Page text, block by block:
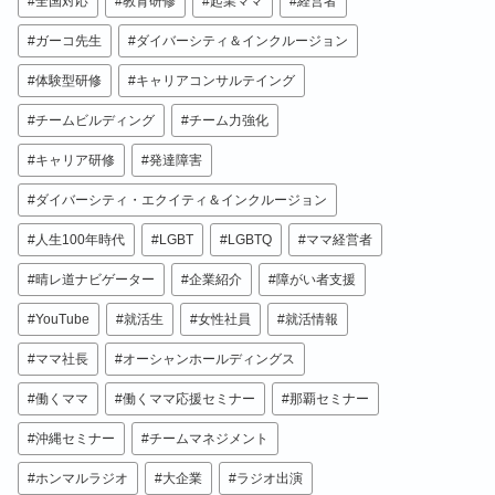
ガーコ先生 ダイバーシティ＆インクルージョン
体験型研修 キャリアコンサルテイング
チームビルディング チーム力強化
キャリア研修 発達障害
ダイバーシティ・エクイティ＆インクルージョン
人生100年時代 LGBT LGBTQ ママ経営者
晴レ道ナビゲーター 企業紹介 障がい者支援
YouTube 就活生 女性社員 就活情報
ママ社長 オーシャンホールディングス
働くママ 働くママ応援セミナー 那覇セミナー
沖縄セミナー チームマネジメント
ホンマルラジオ 大企業 ラジオ出演